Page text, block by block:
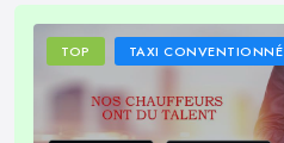
TOP TAXI CONVENTIONNÉ